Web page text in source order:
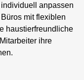
anpassen
mit flexiblen
haustierfreundliche
ihre